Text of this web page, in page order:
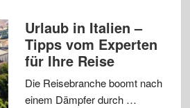
Urlaub in Italien –
Tipps vom Experten
für Ihre Reise
Die Reisebranche boomt nach
einem Dämpfer durch …